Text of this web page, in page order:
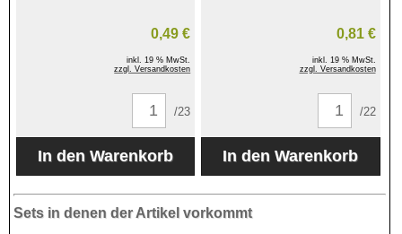
0,49 €
inkl. 19 % MwSt.
zzgl. Versandkosten
/23
0,81 €
inkl. 19 % MwSt.
zzgl. Versandkosten
/22
Sets in denen der Artikel vorkommt